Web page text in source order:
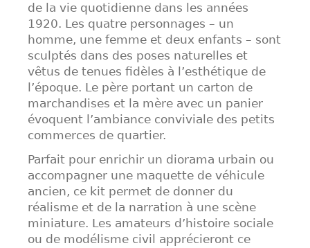
de la vie quotidienne dans les années
1920. Les quatre personnages – un
homme, une femme et deux enfants – sont
sculptés dans des poses naturelles et
vêtus de tenues fidèles à l’esthétique de
l’époque. Le père portant un carton de
marchandises et la mère avec un panier
évoquent l’ambiance conviviale des petits
commerces de quartier.
Parfait pour enrichir un diorama urbain ou
accompagner une maquette de véhicule
ancien, ce kit permet de donner du
réalisme et de la narration à une scène
miniature. Les amateurs d’histoire sociale
ou de modélisme civil apprécieront ce